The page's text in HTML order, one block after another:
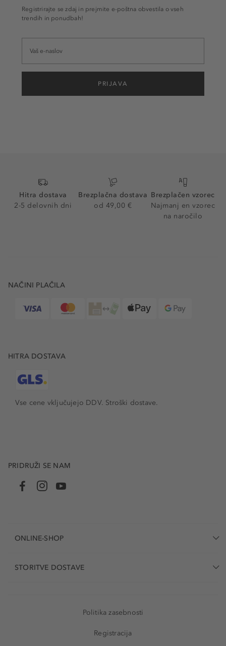
Registrirajte se zdaj in prejmite e-poštna obvestila o vseh
trendih in ponudbah!
PRIJAVA
Hitra dostava
2-5 delovnih dni
Brezplačna dostava
od 49,00 €
Brezplačen vzorec
Najmanj en vzorec
na naročilo
NAČINI PLAČILA
HITRA DOSTAVA
Vse cene vključujejo DDV. Stroški dostave.
PRIDRUŽI SE NAM
ONLINE-SHOP
STORITVE DOSTAVE
Politika zasebnosti
Registracija